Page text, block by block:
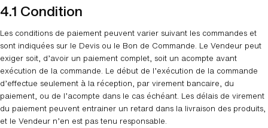
4.1 Condition
Les conditions de paiement peuvent varier suivant les commandes et
sont indiquées sur le Devis ou le Bon de Commande. Le Vendeur peut
exiger soit, d’avoir un paiement complet, soit un acompte avant
exécution de la commande. Le début de l’exécution de la commande
d’effectue seulement à la réception, par virement bancaire, du
paiement, ou de l’acompte dans le cas échéant. Les délais de virement
du paiement peuvent entrainer un retard dans la livraison des produits,
et le Vendeur n’en est pas tenu responsable.